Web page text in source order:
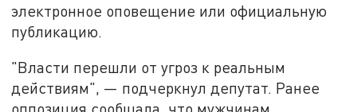
электронное оповещение или официальную
публикацию.
"Власти перешли от угроз к реальным
действиям", — подчеркнул депутат. Ранее